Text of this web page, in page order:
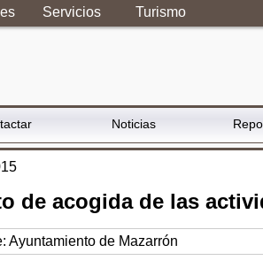
Servicios Turismo
Noticias
de acogida de las
Ayuntamiento de Mazarrón